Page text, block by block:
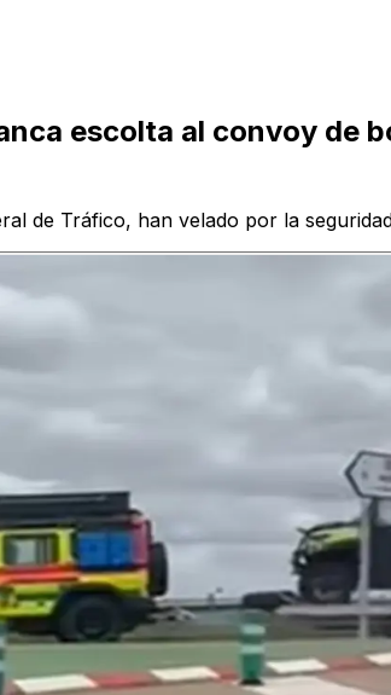
escolta al convoy de
de Tráfico, han velado por la